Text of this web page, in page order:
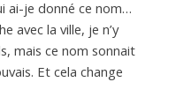
ai-je donné ce nom…
avec la ville, je n’y
mais ce nom sonnait
Et cela change